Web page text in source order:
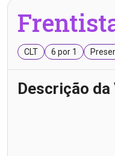
CLT 6 por 1
Descrição da